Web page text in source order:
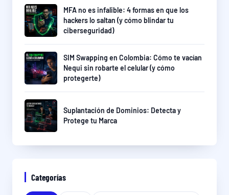
MFA no es infalible: 4 formas en que los
hackers lo saltan (y cómo blindar tu
ciberseguridad)
SIM Swapping en Colombia: Cómo te vacían
Nequi sin robarte el celular (y cómo
protegerte)
Suplantación de Dominios: Detecta y
Protege tu Marca
Categorías